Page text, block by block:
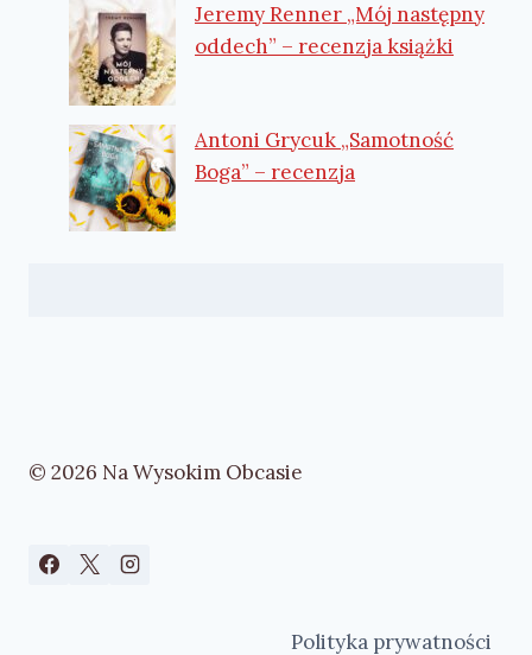
Jeremy Renner „Mój następny
oddech” – recenzja książki
Antoni Grycuk „Samotność
Boga” – recenzja
© 2026 Na Wysokim Obcasie
Polityka prywatności